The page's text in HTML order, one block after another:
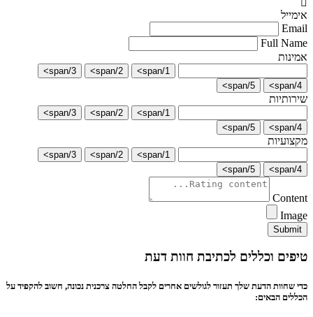
אימייל
Email
Full Name
אמינות
1/span>
2/span>
3/span>
4/span>
5/span>
שירותיות
1/span>
2/span>
3/span>
4/span>
5/span>
מקצועיות
1/span>
2/span>
3/span>
4/span>
5/span>
Content
Image
Submit
טיפים וכללים לכתיבת חוות דעת
כדי שחוות הדעת שלך תעזור לגולשים אחרים לקבל החלטה צרכנית נכונה, חשוב להקפיד על
הכללים הבאים: